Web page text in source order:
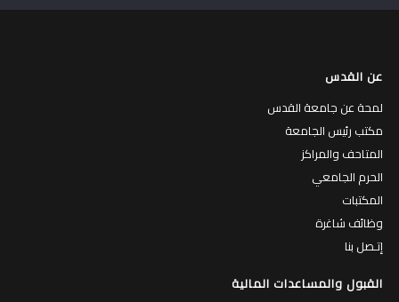
عن القدس
لمحة عن جامعة القدس
مكتب رئيس الجامعة
المتاحف والمراكز
الحرم الجامعي
المكتبات
وظائف شاغرة
إتـصل بنا
القبول والمساعدات المالية